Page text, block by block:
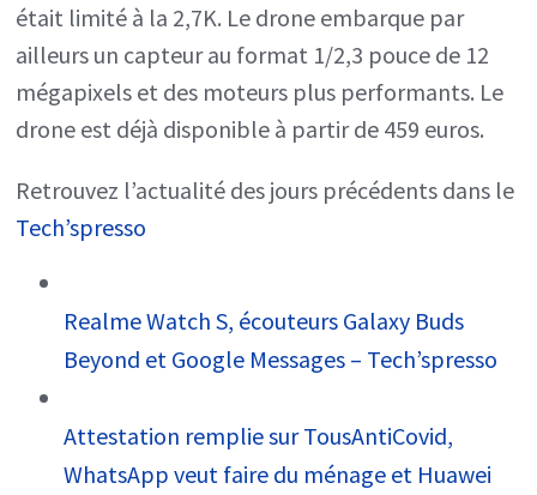
était limité à la 2,7K. Le drone embarque par
ailleurs un capteur au format 1/2,3 pouce de 12
mégapixels et des moteurs plus performants. Le
drone est déjà disponible à partir de 459 euros.
Retrouvez l’actualité des jours précédents dans le
Tech’spresso
Realme Watch S, écouteurs Galaxy Buds
Beyond et Google Messages – Tech’spresso
Attestation remplie sur TousAntiCovid,
WhatsApp veut faire du ménage et Huawei